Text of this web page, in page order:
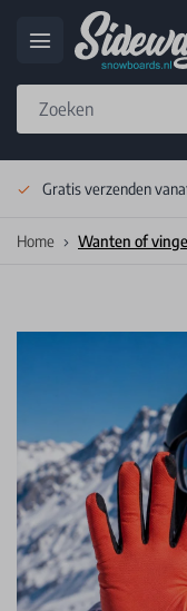
Gratis verzenden
Home Wanten of